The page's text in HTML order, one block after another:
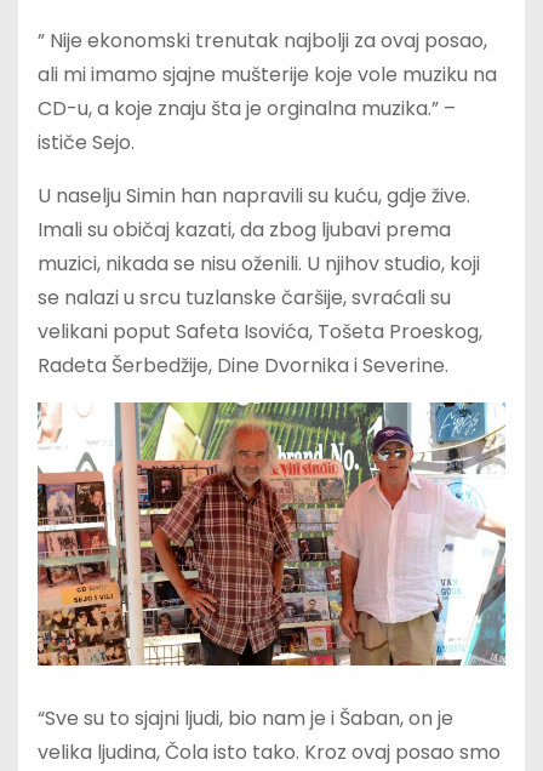
” Nije ekonomski trenutak najbolji za ovaj posao,
ali mi imamo sjajne mušterije koje vole muziku na
CD-u, a koje znaju šta je orginalna muzika.” –
ističe Sejo.
U naselju Simin han napravili su kuću, gdje žive.
Imali su običaj kazati, da zbog ljubavi prema
muzici, nikada se nisu oženili. U njihov studio, koji
se nalazi u srcu tuzlanske čaršije, svraćali su
velikani poput Safeta Isovića, Tošeta Proeskog,
Radeta Šerbedžije, Dine Dvornika i Severine.
“Sve su to sjajni ljudi, bio nam je i Šaban, on je
velika ljudina, Čola isto tako. Kroz ovaj posao smo